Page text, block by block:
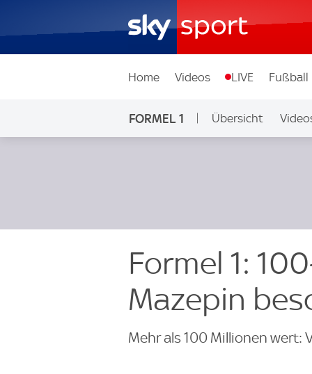
Home Videos LIVE Fußball
FORMEL 1 Übersicht
Formel 1:
Mazepin
Mehr als 100 Millionen wert: